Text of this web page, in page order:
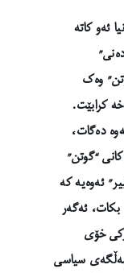
ئەو کاتە
وەک
کرابێت.
دەگات،
“گوتن”
ئەوەیە کە
ئەگەر
خۆی
سیاسی